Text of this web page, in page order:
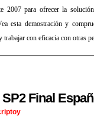
para ofrecer la solución
esta demostración y
con eficacia con otras
Final